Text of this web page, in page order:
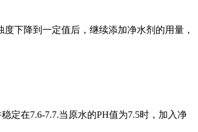
下降到一定值后，继续添加净水剂的用量，
定在7.6-7.7.当原水的PH值为7.5时，加入净